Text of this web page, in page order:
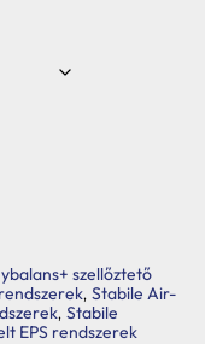
szellőztető
, Stabile Air-
, Stabile
EPS rendszerek